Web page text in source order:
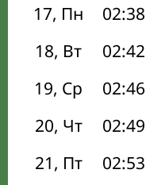
17, Пн
02:38
18, Вт
02:42
19, Ср
02:46
20, Чт
02:49
21, Пт
02:53